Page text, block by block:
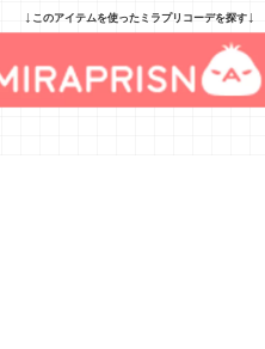
↓ このアイテムを使ったミラプリコーデを探す ↓